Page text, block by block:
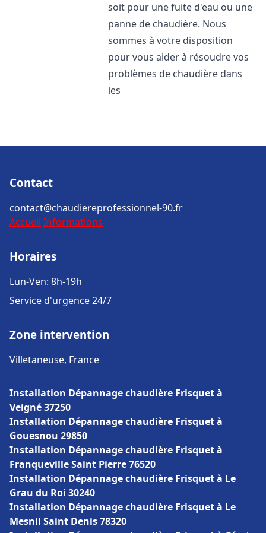
soit pour une fuite d'eau ou une
panne de chaudière. Nous
sommes à votre disposition
pour vous aider à résoudre vos
problèmes de chaudière dans
les
Contact
contact@chaudiereprofessionnel-90.fr
Accueil Informations
Horaires
Lun-Ven: 8h-19h
Service d'urgence 24/7
Zone intervention
Villetaneuse, France
Installation Dépannage chaudière Frisquet à
Veigné 37250
Installation Dépannage chaudière Frisquet à
Gouesnou 29850
Installation Dépannage chaudière Frisquet à
Franqueville Saint Pierre 76520
Installation Dépannage chaudière Frisquet à Le
Grau du Roi 30240
Installation Dépannage chaudière Frisquet à Le
Mesnil Saint Denis 78320